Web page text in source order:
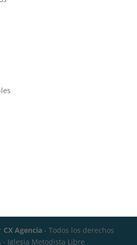
CX Agencia- Todos los derechos
- Iglesia Metodista Libre